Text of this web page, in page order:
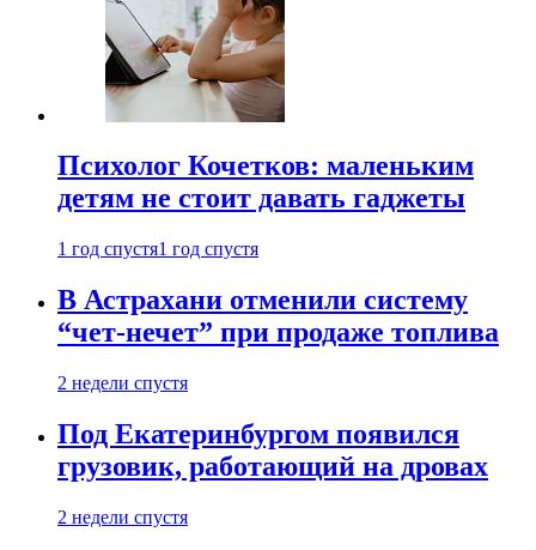
Психолог Кочетков: маленьким
детям не стоит давать гаджеты
1 год спустя1 год спустя
В Астрахани отменили систему
“чет-нечет” при продаже топлива
2 недели спустя
Под Екатеринбургом появился
грузовик, работающий на дровах
2 недели спустя